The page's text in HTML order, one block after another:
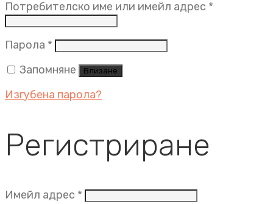
Потребителско име или имейл адрес *
Парола * Задължително
Запомняне
Влизане
Изгубена парола?
Регистриране
Имейл адрес * Задължително